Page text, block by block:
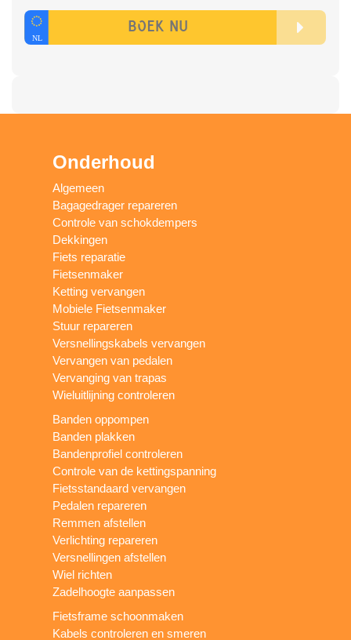
Onderhoud
Algemeen
Bagagedrager repareren
Controle van schokdempers
Dekkingen
Fiets reparatie
Fietsenmaker
Ketting vervangen
Mobiele Fietsenmaker
Stuur repareren
Versnellingskabels vervangen
Vervangen van pedalen
Vervanging van trapas
Wieluitlijning controleren
Banden oppompen
Banden plakken
Bandenprofiel controleren
Controle van de kettingspanning
Fietsstandaard vervangen
Pedalen repareren
Remmen afstellen
Verlichting repareren
Versnellingen afstellen
Wiel richten
Zadelhoogte aanpassen
Fietsframe schoonmaken
Kabels controleren en smeren